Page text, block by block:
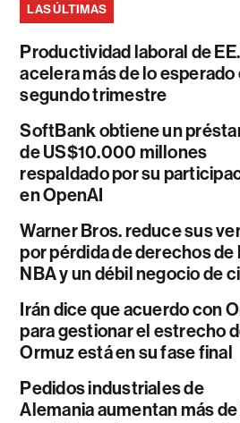
LAS ÚLTIMAS
Productividad laboral de
acelera más de lo esperado
segundo trimestre
SoftBank obtiene un
de US$10.000 millones
respaldado por su
en OpenAI
Warner Bros. reduce sus
por pérdida de derechos de
NBA y un débil negocio de
Irán dice que acuerdo con
para gestionar el estrecho
Ormuz está en su fase final
Pedidos industriales de
Alemania aumentan más